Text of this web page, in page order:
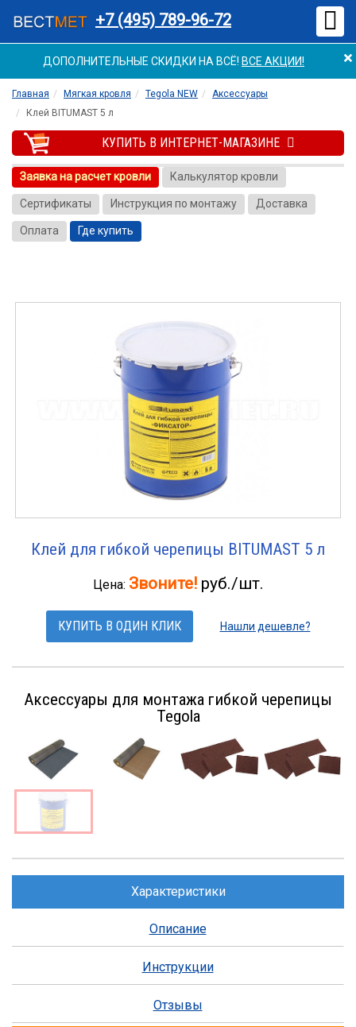
+7 (495) 789-96-72
×
ДОПОЛНИТЕЛЬНЫЕ СКИДКИ НА ВСЁ! ВСЕ АКЦИИ!
Главная Мягкая кровля Tegola NEW
Аксессуары
Клей BITUMAST 5 л
КУПИТЬ В ИНТЕРНЕТ-МАГАЗИНЕ
Заявка на расчет кровли Калькулятор кровли
Сертификаты Инструкция по монтажу Доставка
Оплата Где купить
Клей для гибкой черепицы BITUMAST 5 л
Цена: Звоните!руб./шт.
КУПИТЬ В ОДИН КЛИК Нашли дешевле?
Аксессуары для монтажа гибкой черепицы
Tegola
Характеристики
Описание
Инструкции
Отзывы